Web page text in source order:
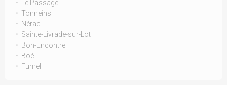
Le Passage
Tonneins
Nérac
Sainte-Livrade-sur-Lot
Bon-Encontre
Boé
Fumel